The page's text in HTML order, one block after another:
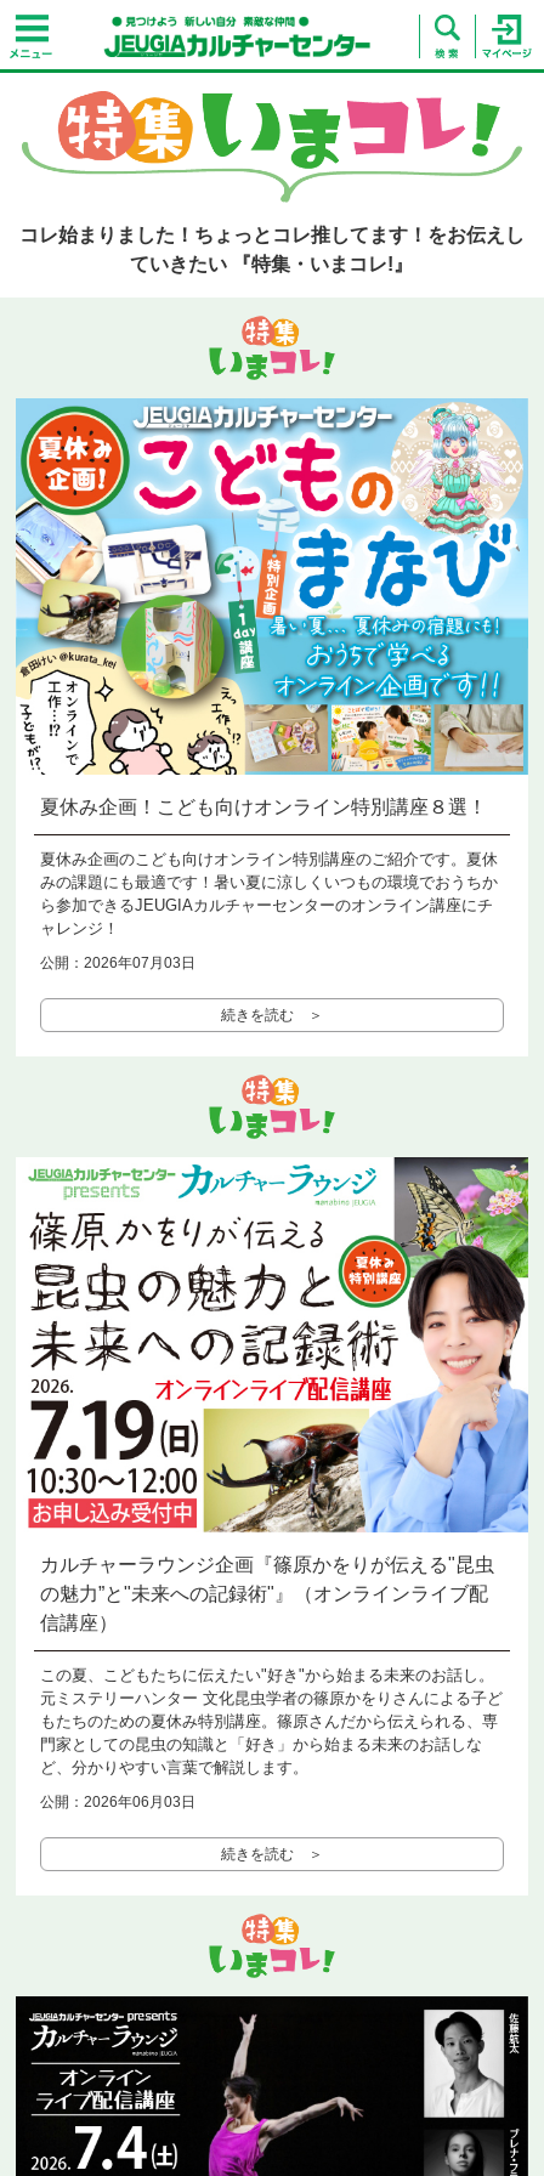
コレ始まりました！ちょっとコレ推してます！をお伝えし
ていきたい 『特集・いまコレ!』
夏休み企画！こども向けオンライン特別講座８選！
夏休み企画のこども向けオンライン特別講座のご紹介です。夏休
みの課題にも最適です！暑い夏に涼しくいつもの環境でおうちか
ら参加できるJEUGIAカルチャーセンターのオンライン講座にチ
ャレンジ！
公開：2026年07月03日
続きを読む ＞
カルチャーラウンジ企画『篠原かをりが伝える"昆虫
の魅力”と"未来への記録術"』（オンラインライブ配
信講座）
この夏、こどもたちに伝えたい"好き"から始まる未来のお話し。
元ミステリーハンター 文化昆虫学者の篠原かをりさんによる子ど
もたちのための夏休み特別講座。篠原さんだから伝えられる、専
門家としての昆虫の知識と「好き」から始まる未来のお話しな
ど、分かりやすい言葉で解説します。
公開：2026年06月03日
続きを読む ＞